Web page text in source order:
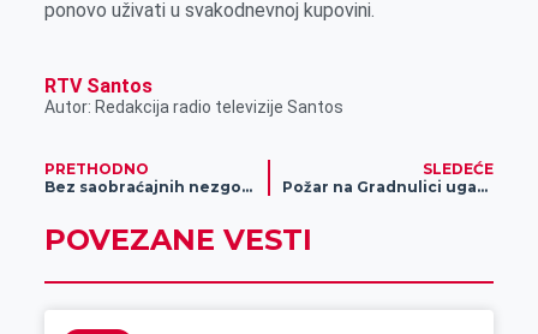
ponovo uživati u svakodnevnoj kupovini.
RTV Santos
Autor: Redakcija radio televizije Santos
PRETHODNO
Bez saobraćajnih nezgoda proteklog vikenda
SLEDEĆE
Požar na Gradnulici ugašen nakon 6 sati
POVEZANE VESTI